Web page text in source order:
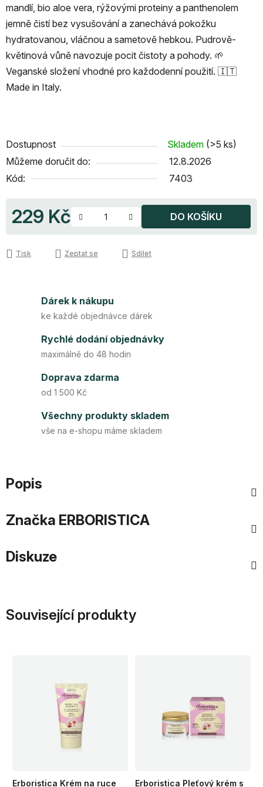
mandlí, bio aloe vera, rýžovými proteiny a panthenolem
jemně čistí bez vysušování a zanechává pokožku
hydratovanou, vláčnou a sametově hebkou. Pudrově-
květinová vůně navozuje pocit čistoty a pohody. 🌱
Veganské složení vhodné pro každodenní použití. 🇮🇹
Made in Italy.
Dostupnost Skladem (>5 ks)
Můžeme doručit do:
12.8.2026
Kód:
7403
229 Kč DO KOŠÍKU
Tisk Zeptat se Sdílet
Dárek k nákupu
ke každé objednávce dárek
Rychlé dodání objednávky
maximálně do 48 hodin
Doprava zdarma
od 1 500 Kč
Všechny produkty skladem
vše na e-shopu máme skladem
Popis
Značka ERBORISTICA
Diskuze
Související produkty
Erboristica Krém na ruce
Erboristica Pleťový krém s